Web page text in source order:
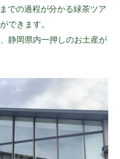
での過程が分かる緑茶ツア
できます。
静岡県内一押しのお土産が